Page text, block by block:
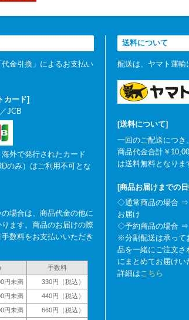
代金引換」によるお支払い
カード]
JCB
外で発行されたカード
のみ）はご利用不可とな
場合は、商品代金の他に
ます。商品のお届けの際
数料をお支払いいただき
手数料
円未満
330円（税込）
円未満
440円（税込）
円未満
660円（税込）
送料について
配送は、ヤマト運輸
[送料について]
一回のご配送につき
商品代金合計￥
は送料無料となりま
[商品お届けまでの
◇通常商品の場合 ⇒
お届け
◇予約商品の場合 ⇒
※分割配送は承って
品を一緒にご注文さ
にまとめてお届けい
詳細はこちら